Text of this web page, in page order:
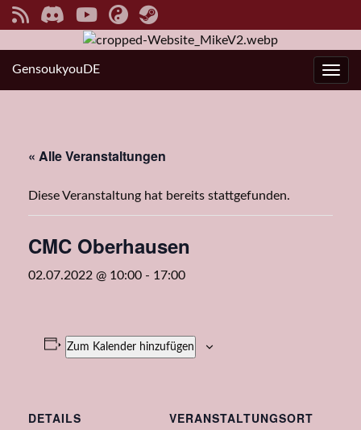
GensoukyouDE
« Alle Veranstaltungen
Diese Veranstaltung hat bereits stattgefunden.
CMC Oberhausen
02.07.2022 @ 10:00 - 17:00
Zum Kalender hinzufügen
DETAILS
VERANSTALTUNGSORT